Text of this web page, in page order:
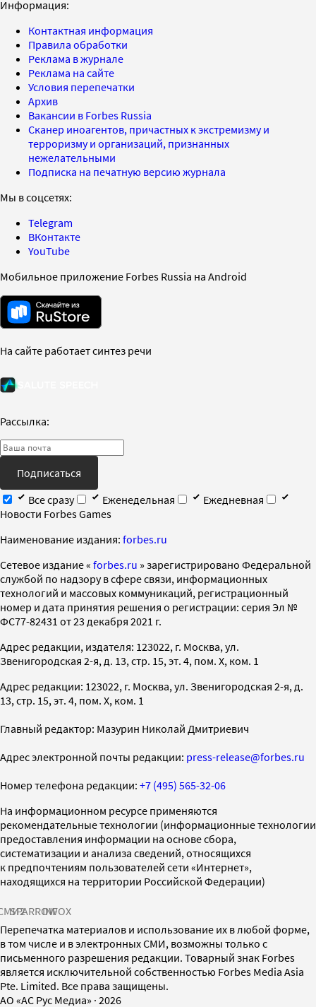
Информация:
Контактная информация
Правила обработки
Реклама в журнале
Реклама на сайте
Условия перепечатки
Архив
Вакансии в Forbes Russia
Сканер иноагентов, причастных к экстремизму и
терроризму и организаций, признанных
нежелательными
Подписка на печатную версию журнала
Мы в соцсетях:
Telegram
ВКонтакте
YouTube
Мобильное приложение Forbes Russia на Android
На сайте работает синтез речи
Рассылка:
Подписаться
Все сразу
Еженедельная
Ежедневная
Новости Forbes Games
Наименование издания: forbes.ru
Cетевое издание « forbes.ru » зарегистрировано Федеральной
службой по надзору в сфере связи, информационных
технологий и массовых коммуникаций, регистрационный
номер и дата принятия решения о регистрации: серия Эл №
ФС77-82431 от 23 декабря 2021 г.
Адрес редакции, издателя: 123022, г. Москва, ул.
Звенигородская 2-я, д. 13, стр. 15, эт. 4, пом. X, ком. 1
Адрес редакции: 123022, г. Москва, ул. Звенигородская 2-я, д.
13, стр. 15, эт. 4, пом. X, ком. 1
Главный редактор: Мазурин Николай Дмитриевич
Адрес электронной почты редакции: press-release@forbes.ru
Номер телефона редакции: +7 (495) 565-32-06
На информационном ресурсе применяются
рекомендательные технологии (информационные технологии
предоставления информации на основе сбора,
систематизации и анализа сведений, относящихся
к предпочтениям пользователей сети «Интернет»,
находящихся на территории Российской Федерации)
SPARROWINFOX
Перепечатка материалов и использование их в любой форме,
в том числе и в электронных СМИ, возможны только с
письменного разрешения редакции. Товарный знак Forbes
является исключительной собственностью Forbes Media Asia
Pte. Limited. Все права защищены.
AO «АС Рус Медиа» · 2026